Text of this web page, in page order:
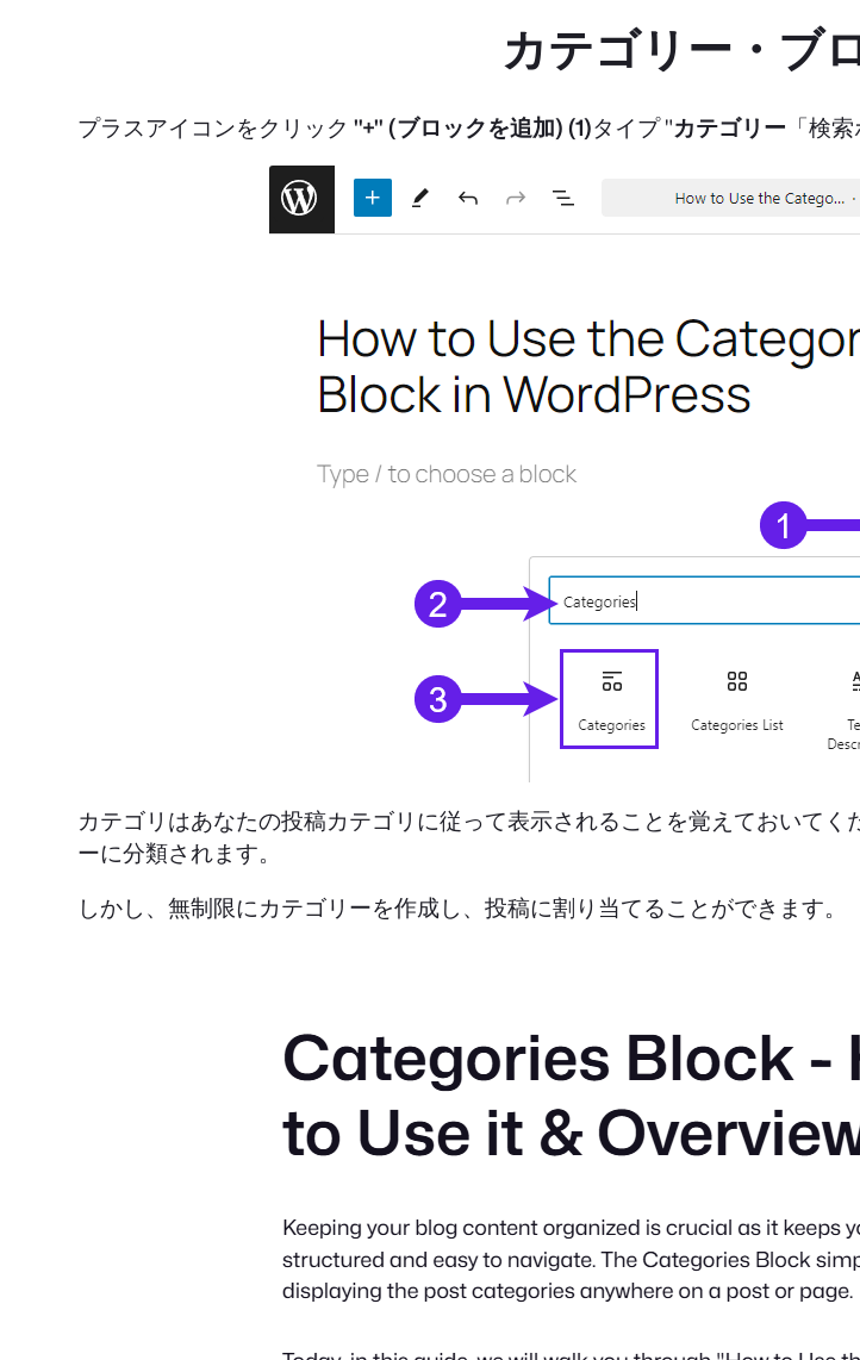
カテゴリー・ブ
プラスアイコンをクリック "+"(ブロックを追加)(1)タイプ "カテゴリー 「検
カテゴリはあなたの投稿カテゴリに従って表示されることを覚えておいて
ーに分類されます。
しかし、無制限にカテゴリーを作成し、投稿に割り当てることができます。